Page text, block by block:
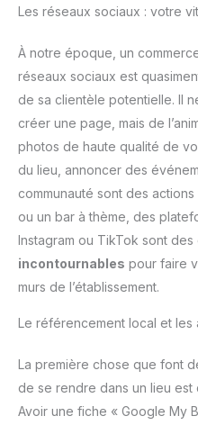
Les réseaux sociaux : votre
À notre époque, un
réseaux sociaux est
de sa clientèle potentielle. Il
créer une page, mais de
photos de haute qualité de
du lieu, annoncer des
communauté sont des
ou un bar à thème, des
Instagram ou TikTok sont des
incontournables pour faire
murs de l’établissement.
Le référencement local et les
La première chose que font
de se rendre dans un lieu
Avoir une fiche « Google My